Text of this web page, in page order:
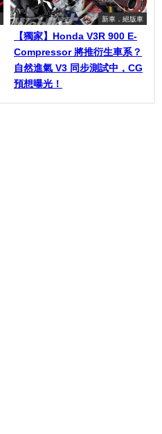
新車．絕版車
【獨家】Honda V3R 900 E-
Compressor 將推衍生車系？
自然進氣 V3 同步測試中，CG
預想曝光！